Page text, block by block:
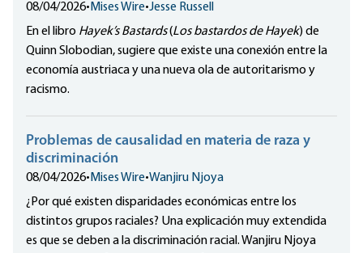
08/04/2026• Mises Wire•Jesse Russell
En el libro Hayek’s Bastards(Los bastardos de Hayek) de
Quinn Slobodian, sugiere que existe una conexión entre la
economía austriaca y una nueva ola de autoritarismo y
racismo.
Problemas de causalidad en materia de raza y
discriminación
08/04/2026• Mises Wire•Wanjiru Njoya
¿Por qué existen disparidades económicas entre los
distintos grupos raciales? Una explicación muy extendida
es que se deben a la discriminación racial. Wanjiru Njoya